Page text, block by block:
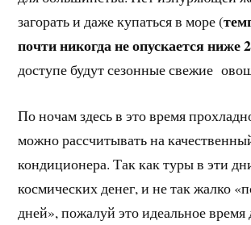
загорать и даже купаться в море (
почти никогда не опускается ниже
доступе будут сезонные свежие
По ночам здесь в это время
можно рассчитывать на
кондиционера. Так как туры в эти
космических денег, и не так жалко
дней», пожалуй это идеальное время